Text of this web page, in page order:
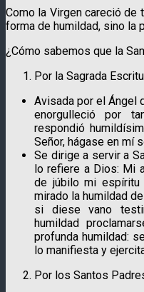
Como la Virgen careció de
forma de humildad, sino la
¿Cómo sabemos que la
Por la Sagrada
Avisada por el Ángel
enor­gulleció por
respondió
Señor, hágase en mí
Se dirige a servir a
lo refiere a Dios: Mi
de júbilo mi espíritu
mirado la humildad
si diese vano
humildad
profunda hu­mildad:
lo manifiesta y
Por los Santos